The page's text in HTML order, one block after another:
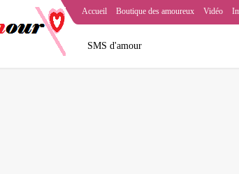
Accueil Boutique des amoureux Vidéo
SMS d'amour